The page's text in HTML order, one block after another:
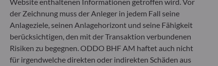
Herzogstraße 15
40217 Düsseldorf
Deutschland
+49 (0) 211 239 24 01
der Zeichnung muss der Anleger in jedem Fall seine
Anlageziele, seinen Anlagehorizont und seine Fähigkeit
berücksichtigen, den mit der Transaktion verbundenen
Risiken zu begegnen. ODDO BHF AM haftet auch nicht
für irgendwelche direkten oder indirekten Schäden aus